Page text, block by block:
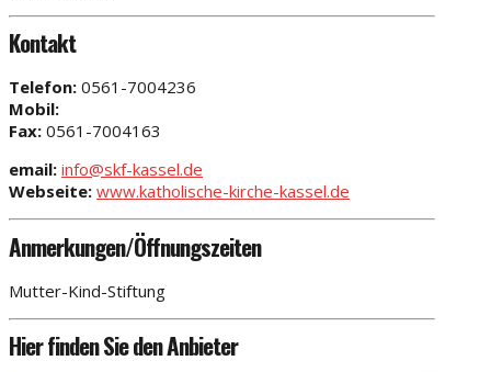
Kontakt
Telefon: 0561-7004236
Mobil:
Fax: 0561-7004163
email: info@skf-kassel.de
Webseite: www.katholische-kirche-kassel.de
Anmerkungen/Öffnungszeiten
Mutter-Kind-Stiftung
Hier finden Sie den Anbieter